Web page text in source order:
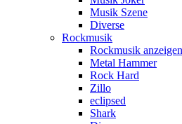
Musik Szene
Diverse
Rockmusik
Rockmusik anzeigen
Metal Hammer
Rock Hard
Zillo
eclipsed
Shark